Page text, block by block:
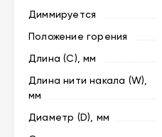
Диммируется
Положение горения
Длина (C), мм
Длина нити накала (W),
мм
Диаметр (D), мм